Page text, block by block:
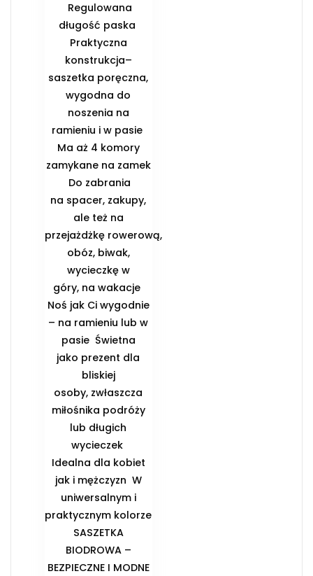
️ Regulowana
długość paska ️
Praktyczna
konstrukcja–
saszetka poręczna,
wygodna do
noszenia na
ramieniu i w pasie ️
Ma aż 4 komory
zamykane na zamek
️ Do zabrania
na spacer, zakupy,
ale też na
przejażdżkę rowerową,
obóz, biwak,
wycieczkę w
góry, na wakacje ️
Noś jak Ci wygodnie
– na ramieniu lub w
pasie ️ Świetna
jako prezent dla
bliskiej
osoby, zwłaszcza
miłośnika podróży
lub długich
wycieczek ️
Idealna dla kobiet
jak i mężczyzn ️ W
uniwersalnym i
praktycznym kolorze
️SASZETKA
BIODROWA –
BEZPIECZNE I MODNE